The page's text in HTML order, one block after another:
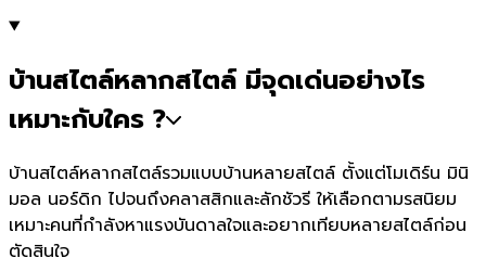
บ้านสไตล์หลากสไตล์ มีจุดเด่นอย่างไร
เหมาะกับใคร ?
บ้านสไตล์หลากสไตล์รวมแบบบ้านหลายสไตล์ ตั้งแต่โมเดิร์น มินิ
มอล นอร์ดิก ไปจนถึงคลาสสิกและลักชัวรี ให้เลือกตามรสนิยม
เหมาะคนที่กำลังหาแรงบันดาลใจและอยากเทียบหลายสไตล์ก่อน
ตัดสินใจ